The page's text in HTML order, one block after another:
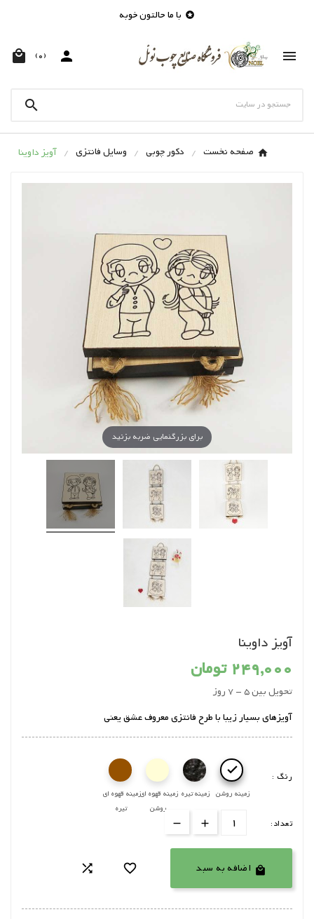
 با ما حالتون خوبه


 (0)

صفحه نخست دکور چوبی وسایل فانتزی آویز داوینا
برای بزرگنمایی ضربه بزنید
آویز داوینا
249,000 تومان
تحویل بین 5 - 7 روز
آویزهای بسیار زیبا با طرح فانتزی معروف عشق یعنی
رنگ :
زمینه روشن

زمینه تیره زمینه قهوه ای
روشن
زمینه قهوه ای
تیره
تعداد:
 اضافه به سبد 
